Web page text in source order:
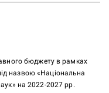
бюджету в рамках
назвою «Національна
на 2022-2027 рр.